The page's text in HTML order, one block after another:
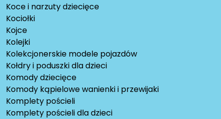
Koce i narzuty dziecięce
Kociołki
Kojce
Kolejki
Kolekcjonerskie modele pojazdów
Kołdry i poduszki dla dzieci
Komody dziecięce
Komody kąpielowe wanienki i przewijaki
Komplety pościeli
Komplety pościeli dla dzieci